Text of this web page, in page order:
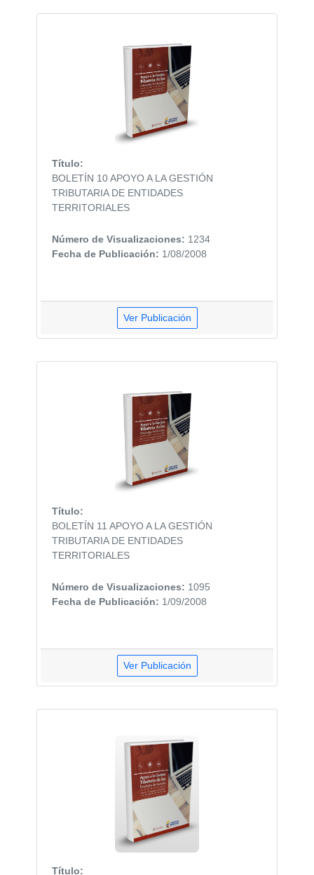
Título:
BOLETÍN 10 APOYO A LA GESTIÓN
TRIBUTARIA DE ENTIDADES
TERRITORIALES
Número de Visualizaciones: 1234
Fecha de Publicación: 1/08/2008
Ver Publicación
Título:
BOLETÍN 11 APOYO A LA GESTIÓN
TRIBUTARIA DE ENTIDADES
TERRITORIALES
Número de Visualizaciones: 1095
Fecha de Publicación: 1/09/2008
Ver Publicación
Título: